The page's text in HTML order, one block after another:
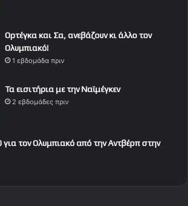
Ορτέγκα και Σα, ανεβάζουν κι άλλο τον
Ολυμπιακό!
1 εβδομάδα πριν
Τα εισιτήρια με την Ναϊμέγκεν
2 εβδομάδες πριν
για τον Ολυμπιακό από την Αντβέρπ στην